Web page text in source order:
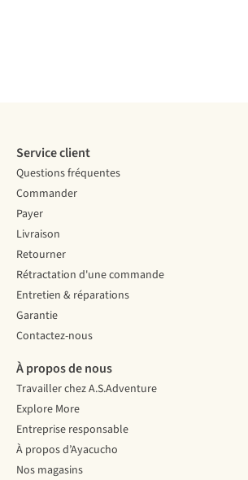
Service client
Questions fréquentes
Commander
Payer
Livraison
Retourner
Rétractation d'une commande
Entretien & réparations
Garantie
Contactez-nous
À propos de nous
Travailler chez A.S.Adventure
Explore More
Entreprise responsable
À propos d’Ayacucho
Nos magasins